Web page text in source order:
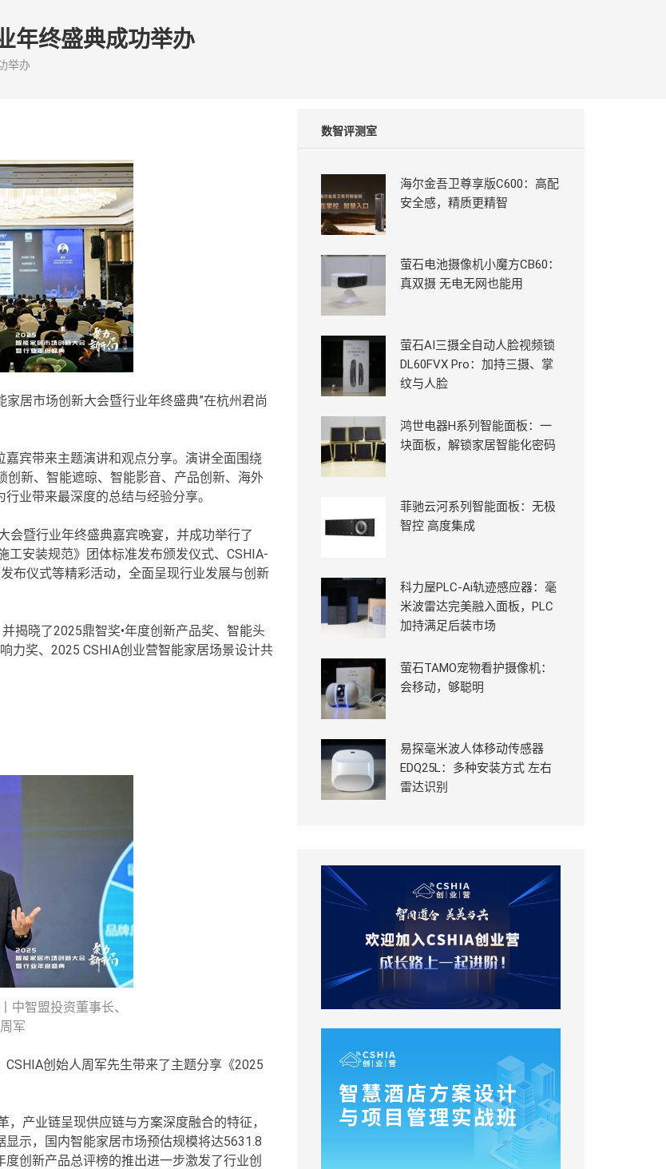
年终盛典成功举办
举办
家居市场创新大会暨行业年终盛典”在杭州君尚
嘉宾带来主题演讲和观点分享。演讲全面围绕
新、智能遮晾、智能影音、产品创新、海外
业带来最深度的总结与经验分享。
会暨行业年终盛典嘉宾晚宴，并成功举行了
工安装规范》团体标准发布颁发仪式、CSHIA-
布仪式等精彩活动，全面呈现行业发展与创新
揭晓了2025鼎智奖•年度创新产品奖、智能头
力奖、2025 CSHIA创业营智能家居场景设计共
中智盟投资董事长、
军
创始人周军先生带来了主题分享《2025
产业链呈现供应链与方案深度融合的特征，
示，国内智能家居市场预估规模将达5631.8
创新产品总评榜的推出进一步激发了行业创
数智评测室
海尔金吾卫尊享版C600：高配
安全感，精质更精智
萤石电池摄像机小魔方CB60：
真双摄 无电无网也能用
萤石AI三摄全自动人脸视频锁
DL60FVX Pro：加持三摄、掌
纹与人脸
鸿世电器H系列智能面板：一
块面板，解锁家居智能化密码
菲驰云河系列智能面板：无极
智控 高度集成
科力屋PLC-Ai轨迹感应器：毫
米波雷达完美融入面板，PLC
加持满足后装市场
萤石TAMO宠物看护摄像机：
会移动，够聪明
易探毫米波人体移动传感器
EDQ25L：多种安装方式 左右
雷达识别